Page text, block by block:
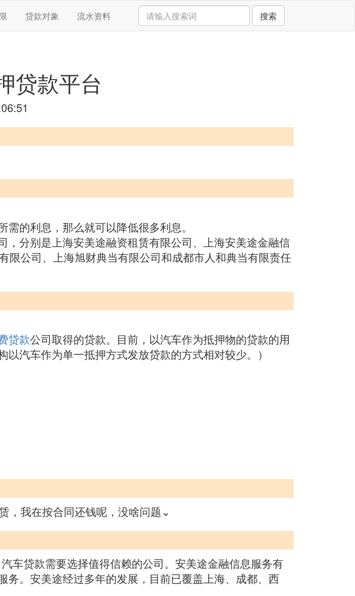
贷款对象 流水资料 搜索
贷款平台
的利息，那么就可以降低很多利息。
分别是上海安美途融资租赁有限公司、上海安美途金融信
限公司、上海旭财典当有限公司和成都市人和典当有限责任
贷款公司取得的贷款。目前，以汽车作为抵押物的贷款的用
汽车作为单一抵押方式发放贷款的方式相对较少。）
，我在按合同还钱呢，没啥问题⌄
车贷款需要选择值得信赖的公司。安美途金融信息服务有
。安美途经过多年的发展，目前已覆盖上海、成都、西